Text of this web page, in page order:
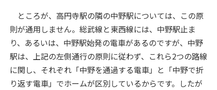
ところが、高円寺駅の隣の中野駅については、この原
則が通用しません。総武線と東西線には、中野駅止ま
り、あるいは、中野駅始発の電車があるのですが、中野
駅は、上記の左側通行の原則に従わず、これら2つの路線
に関し、それぞれ「中野を通過する電車」と「中野で折
り返す電車」でホームが区別しているからです。したが